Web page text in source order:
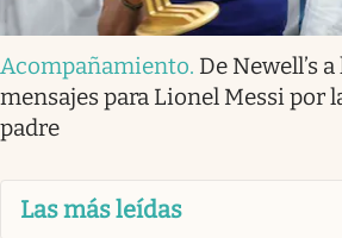
Acompañamiento. De Newell’s
mensajes para Lionel Messi por
padre
Las más leídas